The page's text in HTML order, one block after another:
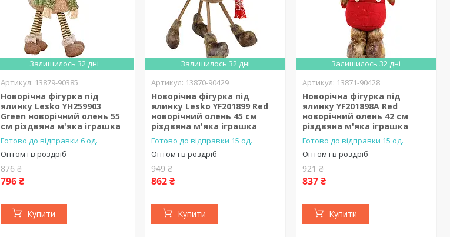
Залишилось 32 дні
13879-90385
Новорічна фігурка під
ялинку Lesko YH259903
Green новорічний олень 55
см різдвяна м'яка іграшка
Готово до відправки 6 од.
Оптом і в роздріб
876 ₴
796 ₴
Купити
Залишилось 32 дні
13870-90429
Новорічна фігурка під
ялинку Lesko YF201899 Red
новорічний олень 45 см
різдвяна м'яка іграшка
Готово до відправки 15 од.
Оптом і в роздріб
949 ₴
862 ₴
Купити
Залишилось 32 дні
13871-90428
Новорічна фігурка під
ялинку YF201898A Red
новорічний олень 42 см
різдвяна м'яка іграшка
Готово до відправки 15 од.
Оптом і в роздріб
921 ₴
837 ₴
Купити